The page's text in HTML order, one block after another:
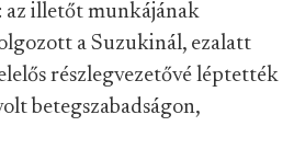
az illetőt munkájának
a Suzukinál, ezalatt
részlegvezetővé léptették
betegszabadságon,